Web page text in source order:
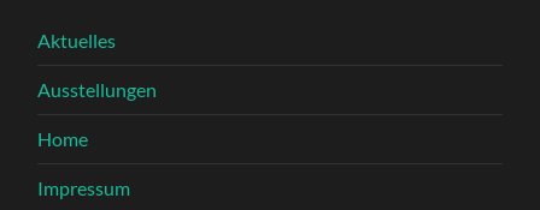
Aktuelles
Ausstellungen
Home
Impressum